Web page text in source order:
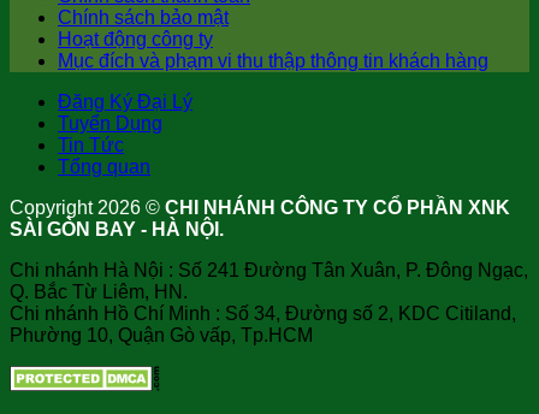
Chính sách bảo mật
Hoạt động công ty
Mục đích và phạm vi thu thập thông tin khách hàng
Đăng Ký Đại Lý
Tuyển Dụng
Tin Tức
Tổng quan
Copyright 2026 © CHI NHÁNH CÔNG TY CỔ PHẦN XNK
SÀI GÒN BAY - HÀ NỘI.
Chi nhánh Hà Nội : Số 241 Đường Tân Xuân, P. Đông Ngạc,
Q. Bắc Từ Liêm, HN.
Chi nhánh Hồ Chí Minh : Số 34, Đường số 2, KDC Citiland,
Phường 10, Quận Gò vấp, Tp.HCM